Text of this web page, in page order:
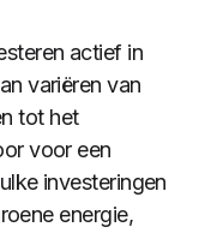
actief in
variëren van
tot het
voor een
investeringen
energie,